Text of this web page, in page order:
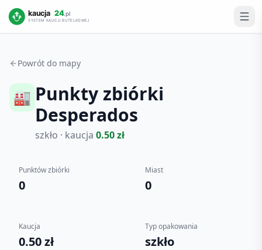
Powrót do mapy
🏭 Punkty zbiórki
Desperados
szkło · kaucja 0.50zł
Punktów zbiórki
0
Miast
0
Kaucja
0.50 zł
Typ opakowania
szkło